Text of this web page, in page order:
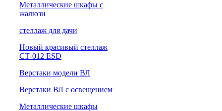
Металлические шкафы с
жалюзи
cтеллаж для дачи
Новый красивый стеллаж
СТ-012 ESD
Верстаки модели ВЛ
Верстаки ВЛ с освещением
Металлические шкафы